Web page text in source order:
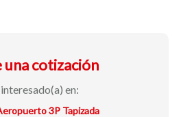
cotización
en:
3P Tapizada